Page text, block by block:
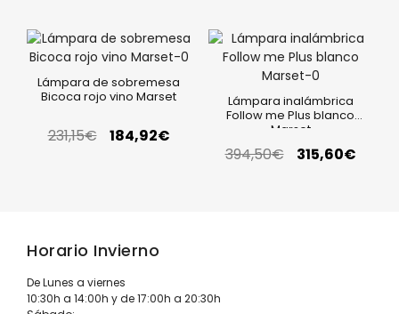
Lámpara de sobremesa
Bicoca rojo vino Marset
231,15€ 184,92€
Lámpara inalámbrica
Follow me Plus blanco
Marset
394,50€ 315,60€
Horario Invierno
De Lunes a viernes
10:30h a 14:00h y de 17:00h a 20:30h